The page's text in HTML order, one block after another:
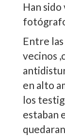
Han
Entre
vecinos
en alto
los
estaban